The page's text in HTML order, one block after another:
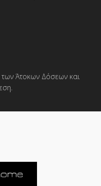
των Άτοκων Δόσεων και